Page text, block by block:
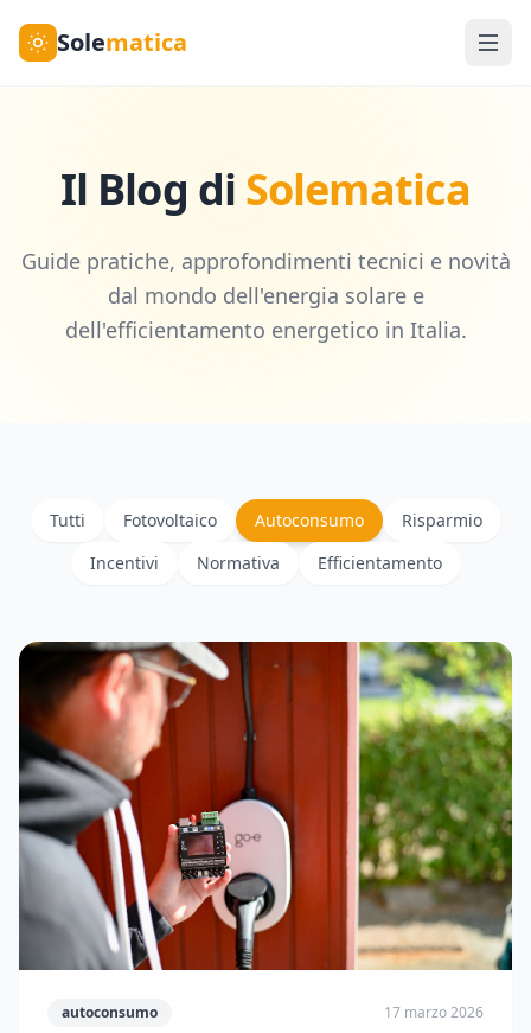
Solematica
Il Blog di Solematica
Guide pratiche, approfondimenti tecnici e novità
dal mondo dell'energia solare e
dell'efficientamento energetico in Italia.
Tutti Fotovoltaico Autoconsumo
Risparmio
Incentivi
Normativa Efficientamento
autoconsumo 17 marzo 2026